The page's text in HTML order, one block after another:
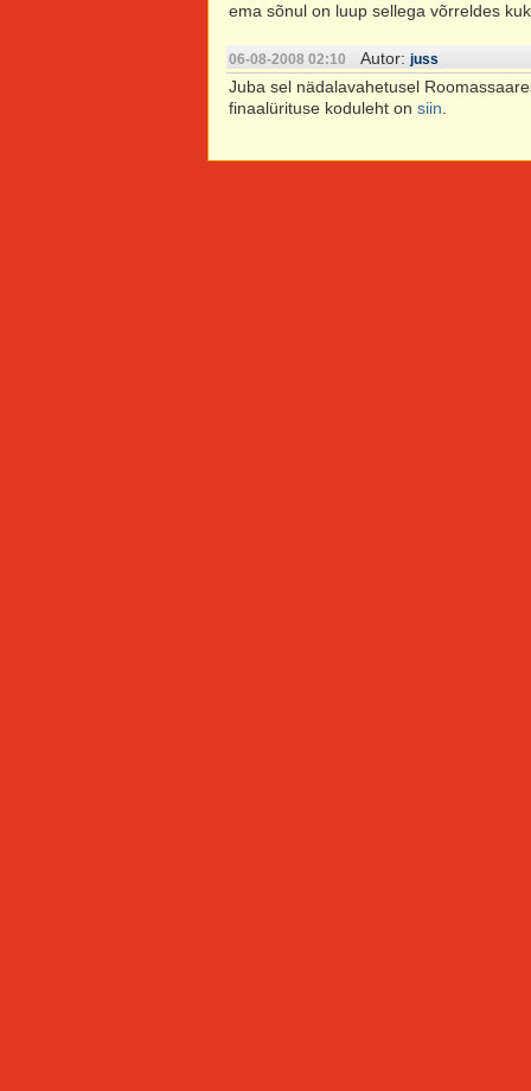
ema sõnul on luup sellega võrreldes
06-08-2008 02:10 Autor: juss
Juba sel nädalavahetusel
finaalürituse koduleht on siin